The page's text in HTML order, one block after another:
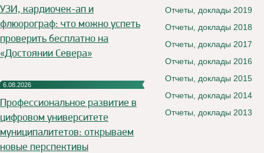
УЗИ, кардиочек-ап и
флюорограф: что можно успеть
проверить бесплатно на
«Достоянии Севера»
6.08.2026
Профессиональное развитие в
цифровом университете
муниципалитетов: открываем
новые перспективы
Отчеты, доклады 2019
Отчеты, доклады 2018
Отчеты, доклады 2017
Отчеты, доклады 2016
Отчеты, доклады 2015
Отчеты, доклады 2014
Отчеты, доклады 2013